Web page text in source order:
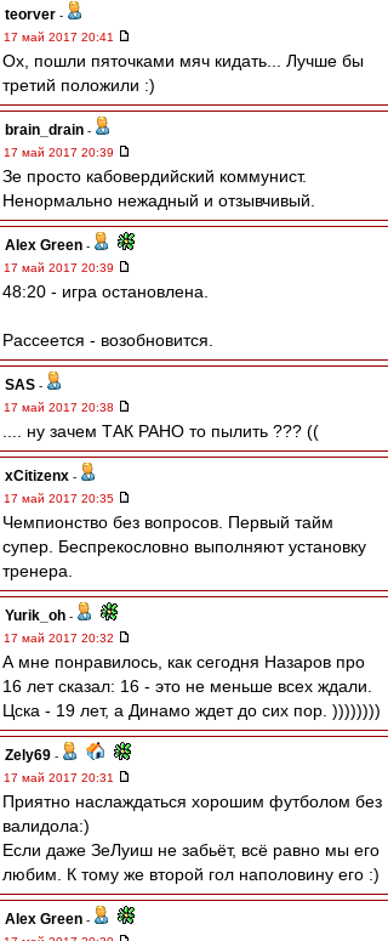
teorver -
17 май 2017 20:41
Ох, пошли пяточками мяч кидать... Лучше бы
третий положили :)
brain_drain -
17 май 2017 20:39
Зе просто кабовердийский коммунист.
Ненормально нежадный и отзывчивый.
Alex Green -
17 май 2017 20:39
48:20 - игра остановлена.
Рассеется - возобновится.
SAS -
17 май 2017 20:38
.... ну зачем ТАК РАНО то пылить ??? ((
xCitizenx -
17 май 2017 20:35
Чемпионство без вопросов. Первый тайм
супер. Беспрекословно выполняют установку
тренера.
Yurik_oh -
17 май 2017 20:32
А мне понравилось, как сегодня Назаров про
16 лет сказал: 16 - это не меньше всех ждали.
Цска - 19 лет, а Динамо ждет до сих пор. ))))))))
Zely69 -
17 май 2017 20:31
Приятно наслаждаться хорошим футболом без
валидола:)
Если даже ЗеЛуиш не забьёт, всё равно мы его
любим. К тому же второй гол наполовину его :)
Alex Green -